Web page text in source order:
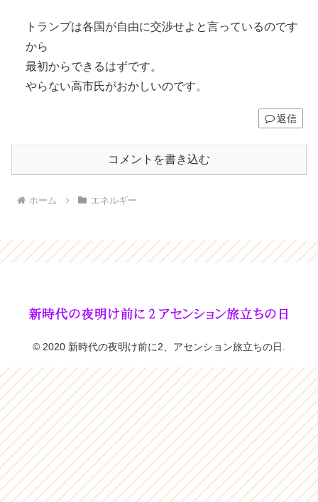
トランプは各国が自由に交渉せよと言っているのです
から
最初からできるはずです。
やらない高市氏がおかしいのです。
返信
コメントを書き込む
ホーム エネルギー
© 2020 新時代の夜明け前に2、アセンション旅立ちの日.